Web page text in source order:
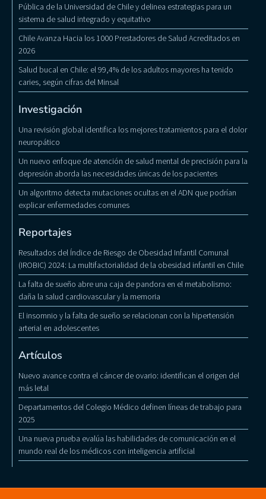
Pública de la Universidad de Chile y delinea estrategias para un
sistema de salud integrado y equitativo
Chile Avanza Hacia los 1000 Prestadores de Salud Acreditados en
2026
Salud bucal en Chile: el 99,4% de los adultos mayores ha tenido
caries, según cifras del Minsal
Investigación
Una revisión global identifica los mejores tratamientos para el dolor
neuropático
Un nuevo enfoque de atención de salud mental de precisión para la
depresión aborda las necesidades únicas de los pacientes
Un algoritmo detecta mutaciones ocultas en el ADN que podrían
explicar enfermedades comunes
Reportajes
Resultados del Índice de Riesgo de Obesidad Infantil Comunal
(IROBIC) 2024: La multifactorialidad de la obesidad infantil en Chile
La falta de sueño abre una caja de pandora en el metabolismo:
daña la salud cardiovascular y la memoria
El insomnio y la falta de sueño se relacionan con la hipertensión
arterial en adolescentes
Artículos
Nuevo avance contra el cáncer de ovario: identifican el origen del
más letal
Departamentos del Colegio Médico definen líneas de trabajo para
2025
Una nueva prueba evalúa las habilidades de comunicación en el
mundo real de los médicos con inteligencia artificial